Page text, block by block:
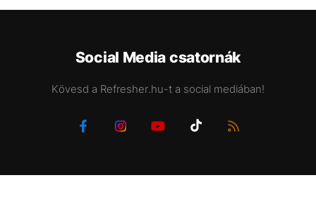
Social Media csatornák
Kövesd a Refresher.hu-t a social mediában!